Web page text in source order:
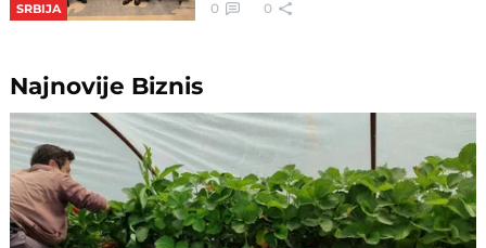
SRBIJA 0 0
Najnovije Biznis